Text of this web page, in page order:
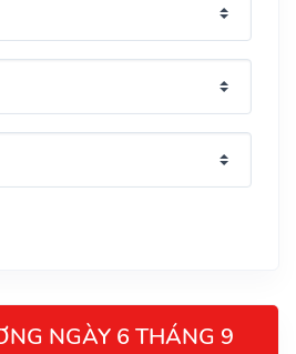
NGÀY 6 THÁNG 9